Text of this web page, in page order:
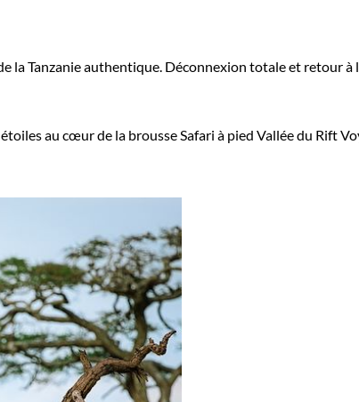
Tanzanie authentique. Déconnexion totale et retour à
au cœur de la brousseSafari à pied Vallée du Rift